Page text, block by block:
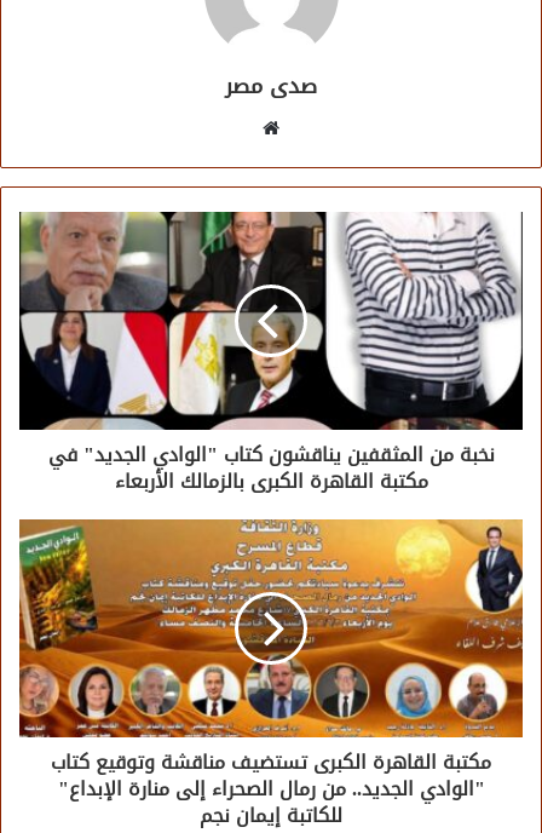
صدى مصر
نخبة من المثقفين يناقشون كتاب "الوادي الجديد" في
مكتبة القاهرة الكبرى بالزمالك الأربعاء
مكتبة القاهرة الكبرى تستضيف مناقشة وتوقيع كتاب
"الوادي الجديد.. من رمال الصحراء إلى منارة الإبداع"
للكاتبة إيمان نجم